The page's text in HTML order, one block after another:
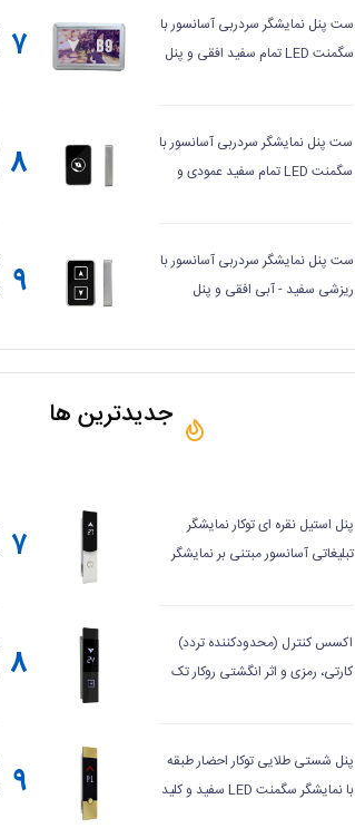
ست پنل نمایشگر سردربی آسانسور با
سگمنت LED تمام سفید افقی و پنل
ست پنل نمایشگر سردربی آسانسور با
سگمنت LED تمام سفید عمودی و
ست پنل نمایشگر سردربی آسانسور با
ریزشی سفید - آبی افقی و پنل
سری AT
۷
۸
۹
جدیدترین ها
پنل استیل نقره ای توکار نمایشگر
تبلیغاتی آسانسور مبتنی بر نمایشگر
برای اتصال فلش و دارای ریموت
کنترل IR فعال و سیستم استندبای
اکسس کنترل (محدودکننده تردد)
کارتی، رمزی و اثر انگشتی روکار تک
پنل شستی طلایی توکار احضار طبقه
با نمایشگر سگمنت LED سفید و کلید
۷
۸
۹